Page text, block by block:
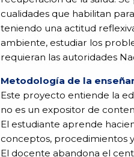
cualidades que habilitan
teniendo una actitud
ambiente, estudiar los
requieran las autoridades
Metodología de la
Este proyecto entiende la
no es un expositor de
El estudiante aprende
conceptos, procedimientos
El docente abandona el